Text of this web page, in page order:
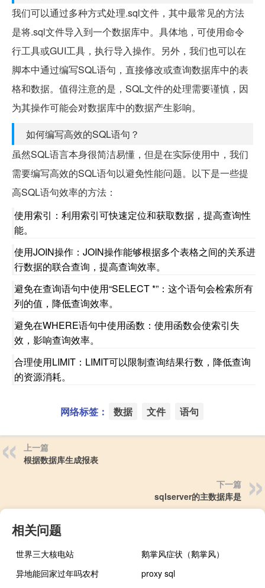
我们可以通过多种方式处理.sql文件，其中最常见的方法
是将.sql文件导入到一个数据库中。具体地，可使用命令
行工具或GUI工具，执行导入操作。另外，我们也可以在
脚本中通过编写SQL语句，直接修改或查询数据库中的表
格和数据。值得注意的是，SQL文件的处理需要谨慎，因
为其操作可能会对数据库中的数据产生影响。
如何编写高效的SQL语句？
虽然SQL语言本身很简洁易懂，但是在实际使用中，我们
需要编写高效的SQL语句以避免性能问题。以下是一些提
高SQL语句效率的方法：
使用索引：利用索引可快速定位和获取数据，提高查询性
能。
使用JOIN操作：JOIN操作能够根据多个表格之间的关系进
行数据的联合查询，提高查询效率。
避免在查询语句中使用“SELECT *”：这个语句会检索所有
列的值，降低查询效率。
避免在WHERE语句中使用函数：使用函数会使索引失
效，影响查询效率。
合理使用LIMIT：LIMIT可以限制查询结果行数，降低查询
的资源消耗。
网络标签： 数据 文件 语句
上一篇
根据数据库生成报表
下一篇
sqlserver的主数据库是
相关问题
世界三大核电站
鹅掌风症状（鹅掌风）
异地能回家过年吗农村
proxy sql